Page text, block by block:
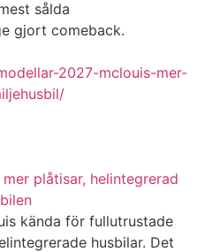
sålda
gjort comeback.
2027-mclouis-mer-
plåtisar, helintegrerad
kända för fullutrustade
husbilar. Det